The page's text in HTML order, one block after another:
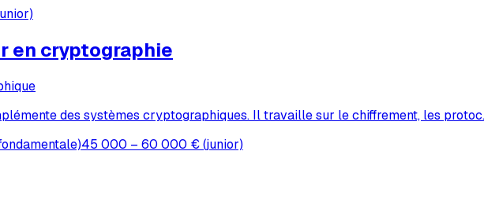
en cryptographie
des systèmes cryptographiques. Il travaille sur le chiffrement, les protoc
45 000 – 60 000 € (junior)